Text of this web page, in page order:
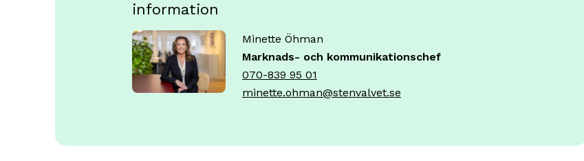
information
Minette Öhman
Marknads- och kommunikationschef
070-839 95 01
minette.ohman@stenvalvet.se